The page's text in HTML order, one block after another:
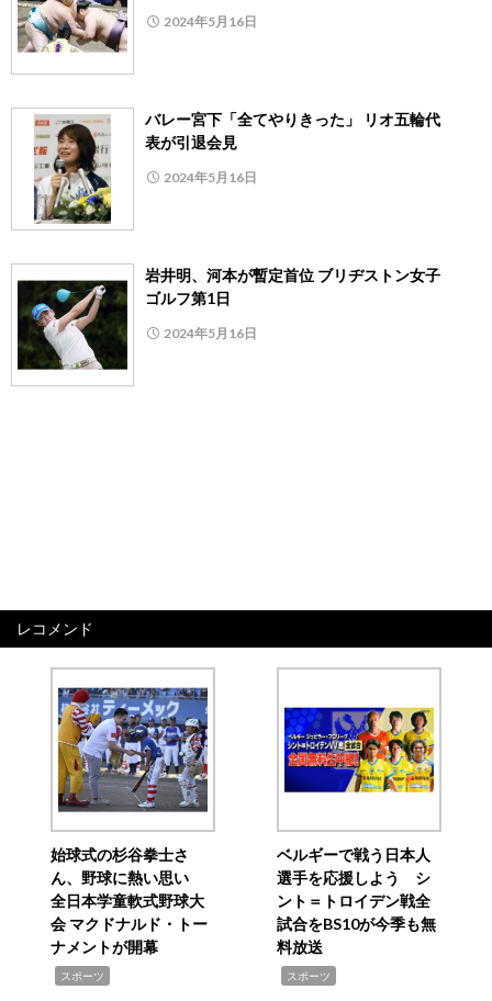
2024年5月16日
バレー宮下「全てやりきった」 リオ五輪代
表が引退会見
2024年5月16日
岩井明、河本が暫定首位 ブリヂストン女子
ゴルフ第1日
2024年5月16日
レコメンド
始球式の杉谷拳士さ
ん、野球に熱い思い
全日本学童軟式野球大
会 マクドナルド・トー
ナメントが開幕
スポーツ
ベルギーで戦う日本人
選手を応援しよう シ
ント＝トロイデン戦全
試合をBS10が今季も無
料放送
スポーツ